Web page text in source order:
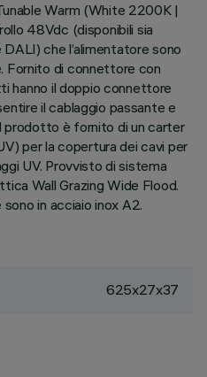
Warm (White 2200K |
48Vdc (disponibili sia
che l’alimentatore sono
Fornito di connettore con
hanno il doppio connettore
il cablaggio passante e
prodotto è fornito di un carter
per la copertura dei cavi per
UV. Provvisto di sistema
Wall Grazing Wide Flood.
in acciaio inox A2.
625x27x37